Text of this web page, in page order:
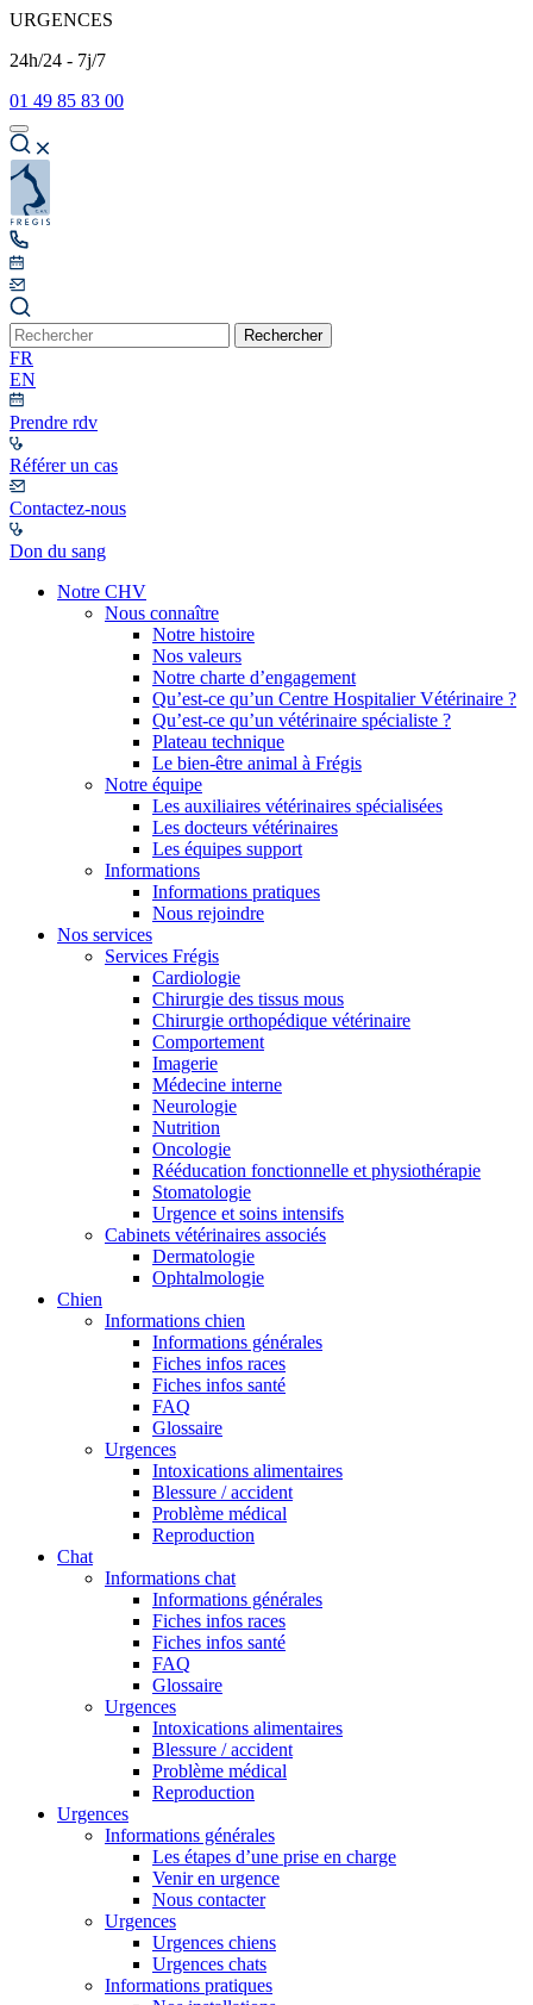
URGENCES
24h/24 - 7j/7
01 49 85 83 00
Rechercher
FR
EN
Prendre rdv
Référer un cas
Contactez-nous
Don du sang
Notre CHV
Nous connaître
Notre histoire
Nos valeurs
Notre charte d’engagement
Qu’est-ce qu’un Centre Hospitalier Vétérinaire ?
Qu’est-ce qu’un vétérinaire spécialiste ?
Plateau technique
Le bien-être animal à Frégis
Notre équipe
Les auxiliaires vétérinaires spécialisées
Les docteurs vétérinaires
Les équipes support
Informations
Informations pratiques
Nous rejoindre
Nos services
Services Frégis
Cardiologie
Chirurgie des tissus mous
Chirurgie orthopédique vétérinaire
Comportement
Imagerie
Médecine interne
Neurologie
Nutrition
Oncologie
Rééducation fonctionnelle et physiothérapie
Stomatologie
Urgence et soins intensifs
Cabinets vétérinaires associés
Dermatologie
Ophtalmologie
Chien
Informations chien
Informations générales
Fiches infos races
Fiches infos santé
FAQ
Glossaire
Urgences
Intoxications alimentaires
Blessure / accident
Problème médical
Reproduction
Chat
Informations chat
Informations générales
Fiches infos races
Fiches infos santé
FAQ
Glossaire
Urgences
Intoxications alimentaires
Blessure / accident
Problème médical
Reproduction
Urgences
Informations générales
Les étapes d’une prise en charge
Venir en urgence
Nous contacter
Urgences
Urgences chiens
Urgences chats
Informations pratiques